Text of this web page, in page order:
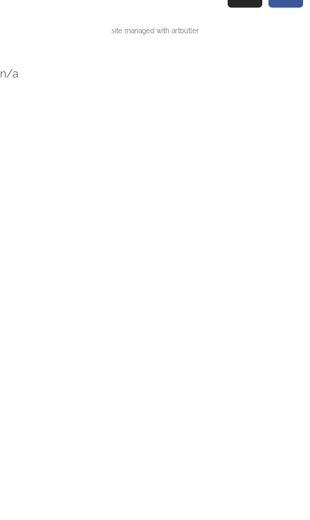
site managed with artbutler
n/a